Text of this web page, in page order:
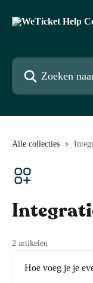
Zoeken naar artikelen
Alle collecties
2 artikelen
Hoe voeg je je